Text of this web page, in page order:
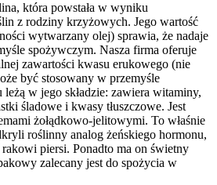
która powstała w wyniku
z rodziny krzyżowych. Jego wartość
wytwarzany olej) sprawia, że nadaje
spożywczym. Nasza firma oferuje
zawartości kwasu erukowego (nie
być stosowany w przemyśle
w jego składzie: zawiera witaminy,
śladowe i kwasy tłuszczowe. Jest
żołądkowo-jelitowymi. To właśnie
roślinny analog żeńskiego hormonu,
piersi. Ponadto ma on świetny
zalecany jest do spożycia w